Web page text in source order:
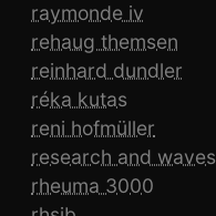
raymonde iv
rehaug themsen
reinhard dundler
réka kutas
reni hofmüller
research and waves
rheuma 3000